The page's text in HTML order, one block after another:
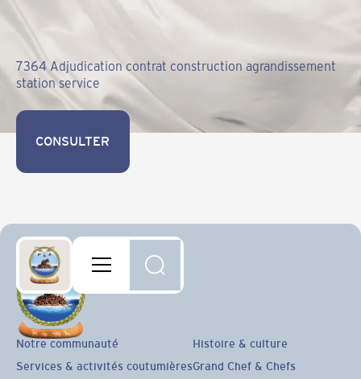
7364 Adjudication contrat construction agrandissement
station service
CONSULTER
CONSULTER
Notre communauté
Services & activités coutumières
Histoire & culture
Grand Chef & Chefs